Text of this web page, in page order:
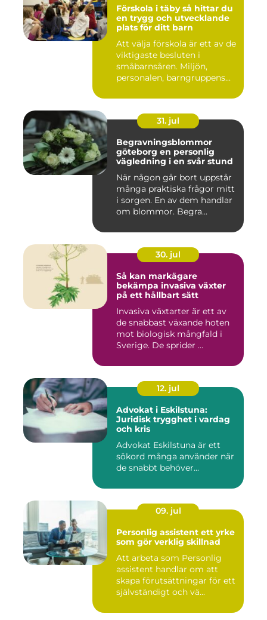
Förskola i täby så hittar du
en trygg och utvecklande
plats för ditt barn
Att välja förskola är ett av de
viktigaste besluten i
småbarnsåren. Miljön,
personalen, barngruppens...
31. jul
Begravningsblommor
göteborg en personlig
vägledning i en svår stund
När någon går bort uppstår
många praktiska frågor mitt
i sorgen. En av dem handlar
om blommor. Begra...
30. jul
Så kan markägare
bekämpa invasiva växter
på ett hållbart sätt
Invasiva växtarter är ett av
de snabbast växande hoten
mot biologisk mångfald i
Sverige. De sprider ...
12. jul
Advokat i Eskilstuna:
Juridisk trygghet i vardag
och kris
Advokat Eskilstuna är ett
sökord många använder när
de snabbt behöver...
09. jul
Personlig assistent ett yrke
som gör verklig skillnad
Att arbeta som Personlig
assistent handlar om att
skapa förutsättningar för ett
självständigt och vä...